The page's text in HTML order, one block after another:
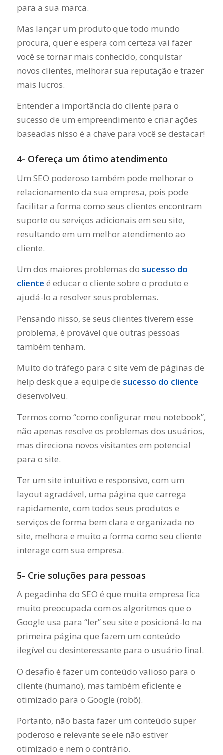
para a sua marca.
Mas lançar um produto que todo mundo
procura, quer e espera com certeza vai fazer
você se tornar mais conhecido, conquistar
novos clientes, melhorar sua reputação e trazer
mais lucros.
Entender a importância do cliente para o
sucesso de um empreendimento e criar ações
baseadas nisso é a chave para você se destacar!
4- Ofereça um ótimo atendimento
Um SEO poderoso também pode melhorar o
relacionamento da sua empresa, pois pode
facilitar a forma como seus clientes encontram
suporte ou serviços adicionais em seu site,
resultando em um melhor atendimento ao
cliente.
Um dos maiores problemas do sucesso do
cliente é educar o cliente sobre o produto e
ajudá-lo a resolver seus problemas.
Pensando nisso, se seus clientes tiverem esse
problema, é provável que outras pessoas
também tenham.
Muito do tráfego para o site vem de páginas de
help desk que a equipe de sucesso do cliente
desenvolveu.
Termos como “como configurar meu notebook”,
não apenas resolve os problemas dos usuários,
mas direciona novos visitantes em potencial
para o site.
Ter um site intuitivo e responsivo, com um
layout agradável, uma página que carrega
rapidamente, com todos seus produtos e
serviços de forma bem clara e organizada no
site, melhora e muito a forma como seu cliente
interage com sua empresa.
5- Crie soluções para pessoas
A pegadinha do SEO é que muita empresa fica
muito preocupada com os algoritmos que o
Google usa para “ler” seu site e posicioná-lo na
primeira página que fazem um conteúdo
ilegível ou desinteressante para o usuário final.
O desafio é fazer um conteúdo valioso para o
cliente (humano), mas também eficiente e
otimizado para o Google (robô).
Portanto, não basta fazer um conteúdo super
poderoso e relevante se ele não estiver
otimizado e nem o contrário.